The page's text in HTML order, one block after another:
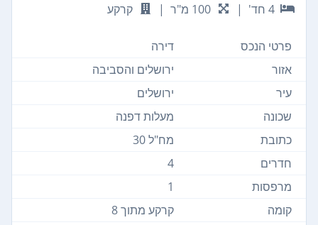
4 חד'
| 100 מ"ר | קרקע
פרטי הנכס
דירה
אזור
ירושלים והסביבה
עיר
ירושלים
שכונה
מעלות דפנה
כתובת
מח"ל 30
חדרים
4
מרפסות
1
קומה
קרקע מתוך 8